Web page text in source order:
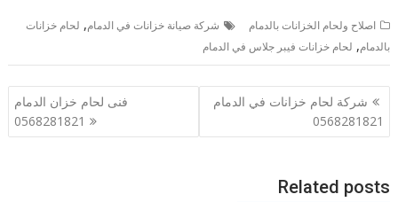
اصلاح ولحام الخزانات بالدمام شركة صيانة خزانات في الدمام, لحام خزانات
بالدمام, لحام خزانات فيبر جلاس في الدمام
تصفّح
المقالات
شركة لحام خزانات في الدمام
0568281821
فنى لحام خزان الدمام
0568281821
Related posts